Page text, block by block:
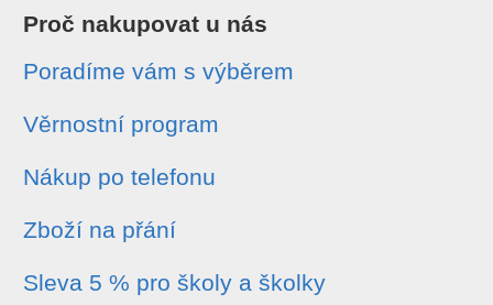
Proč nakupovat u nás
Poradíme vám s výběrem
Věrnostní program
Nákup po telefonu
Zboží na přání
Sleva 5 % pro školy a školky